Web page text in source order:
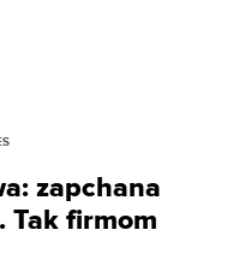
zapchana
Tak firmom